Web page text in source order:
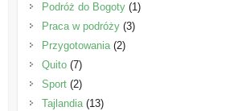
Podróż do Bogoty(1)
Praca w podróży(3)
Przygotowania(2)
Quito(7)
Sport(2)
Tajlandia(13)